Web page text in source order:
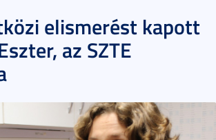
elismerést kapott
az SZTE